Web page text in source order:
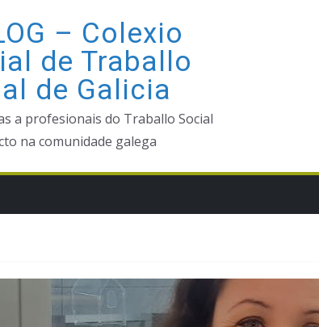
– Colexio
de Traballo
de Galicia
a profesionais do Traballo Social
na comunidade galega